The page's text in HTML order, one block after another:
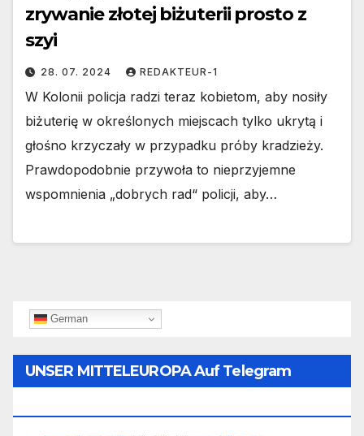
zrywanie złotej biżuterii prosto z
szyi
28. 07. 2024 REDAKTEUR-1
W Kolonii policja radzi teraz kobietom, aby nosiły
biżuterię w określonych miejscach tylko ukrytą i
głośno krzyczały w przypadku próby kradzieży.
Prawdopodobnie przywoła to nieprzyjemne
wspomnienia „dobrych rad“ policji, aby…
German
UNSER MITTELEUROPA Auf Telegram